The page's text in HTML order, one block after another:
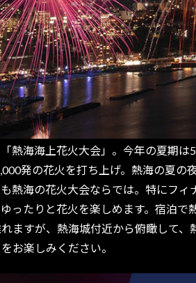
熱海海上花火大会」。今年の夏期
発の花火を打ち上げ。熱海の夏
熱海の花火大会ならでは。特にフ
ったりと花火を楽しめます。宿泊
ますが、熱海城付近から俯瞰して
お楽しみください。